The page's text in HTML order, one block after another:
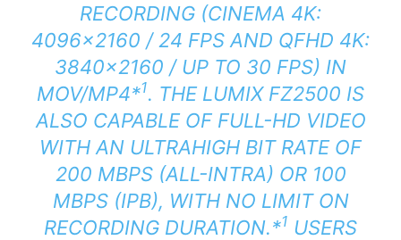
RECORDING (CINEMA 4K:
4096×2160 / 24 FPS AND QFHD 4K:
3840×2160 / UP TO 30 FPS) IN
MOV/MP4*1. THE LUMIX FZ2500 IS
ALSO CAPABLE OF FULL-HD VIDEO
WITH AN ULTRAHIGH BIT RATE OF
200 MBPS (ALL-INTRA) OR 100
MBPS (IPB), WITH NO LIMIT ON
RECORDING DURATION.*1 USERS